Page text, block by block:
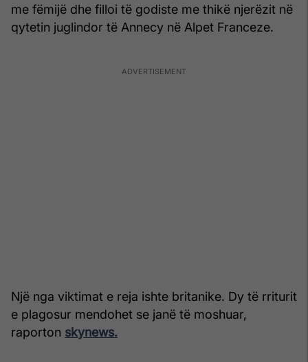
me fëmijë dhe filloi të godiste me thikë njerëzit në
qytetin juglindor të Annecy në Alpet Franceze.
Një nga viktimat e reja ishte britanike. Dy të rriturit
e plagosur mendohet se janë të moshuar,
raporton skynews.